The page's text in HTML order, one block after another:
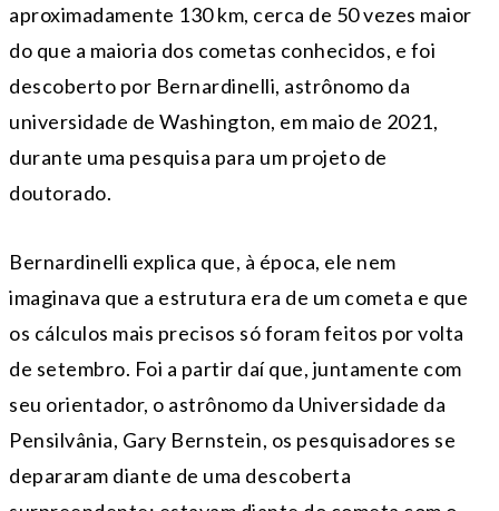
aproximadamente 130 km, cerca de 50 vezes maior
do que a maioria dos cometas conhecidos, e foi
descoberto por Bernardinelli, astrônomo da
universidade de Washington, em maio de 2021,
durante uma pesquisa para um projeto de
doutorado.
Bernardinelli explica que, à época, ele nem
imaginava que a estrutura era de um cometa e que
os cálculos mais precisos só foram feitos por volta
de setembro. Foi a partir daí que, juntamente com
seu orientador, o astrônomo da Universidade da
Pensilvânia, Gary Bernstein, os pesquisadores se
depararam diante de uma descoberta